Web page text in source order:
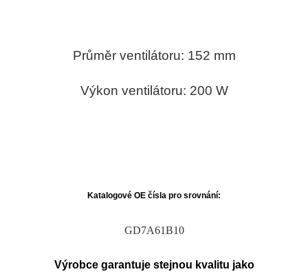
Průměr ventilátoru: 152 mm
Výkon ventilátoru: 200 W
Katalogové OE čísla pro srovnání:
GD7A61B10
Výrobce garantuje stejnou kvalitu jako